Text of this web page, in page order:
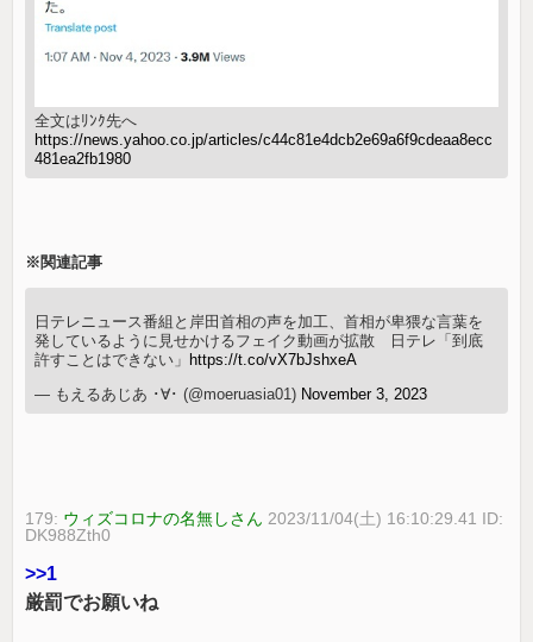
全文はﾘﾝｸ先へ
https://news.yahoo.co.jp/articles/c44c81e4dcb2e69a6f9cdeaa8ecc
481ea2fb1980
※関連記事
日テレニュース番組と岸田首相の声を加工、首相が卑猥な言葉を
発しているように見せかけるフェイク動画が拡散 日テレ「到底
許すことはできない」 https://t.co/vX7bJshxeA
— もえるあじあ ･∀･ (@moeruasia01) November 3, 2023
179: ウィズコロナの名無しさん 2023/11/04(土) 16:10:29.41 ID:
DK988Zth0
>>1
厳罰でお願いね